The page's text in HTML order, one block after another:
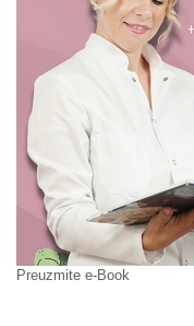
Preuzmite e-Book